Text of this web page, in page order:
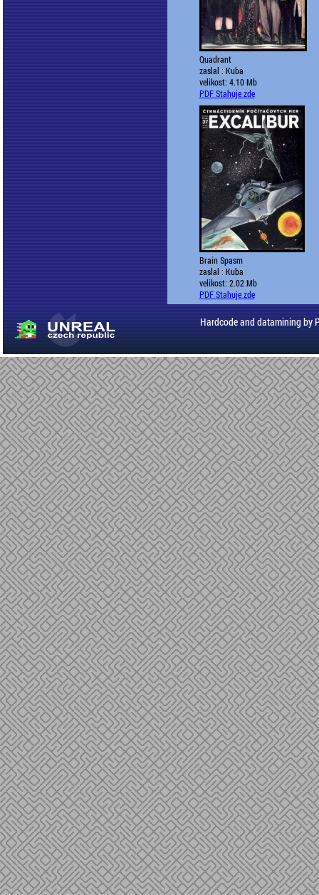
Quadrant
zaslal : Kuba
velikost: 4.10 Mb
PDF Stahuje zde
Brain Spasm
zaslal : Kuba
velikost: 2.02 Mb
PDF Stahuje zde
Hardcode and datamining by